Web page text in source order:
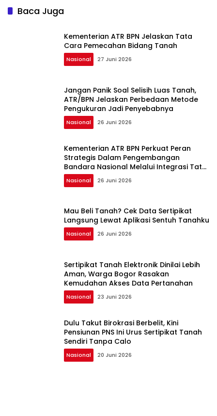
Baca Juga
Kementerian ATR BPN Jelaskan Tata
Cara Pemecahan Bidang Tanah
Nasional 27 Juni 2026
Jangan Panik Soal Selisih Luas Tanah,
ATR/BPN Jelaskan Perbedaan Metode
Pengukuran Jadi Penyebabnya
Nasional 26 Juni 2026
Kementerian ATR BPN Perkuat Peran
Strategis Dalam Pengembangan
Bandara Nasional Melalui Integrasi Tata
Ruang dan Pertanahan
Nasional 26 Juni 2026
Mau Beli Tanah? Cek Data Sertipikat
Langsung Lewat Aplikasi Sentuh Tanahku
Nasional 26 Juni 2026
Sertipikat Tanah Elektronik Dinilai Lebih
Aman, Warga Bogor Rasakan
Kemudahan Akses Data Pertanahan
Nasional 23 Juni 2026
Dulu Takut Birokrasi Berbelit, Kini
Pensiunan PNS Ini Urus Sertipikat Tanah
Sendiri Tanpa Calo
Nasional 20 Juni 2026